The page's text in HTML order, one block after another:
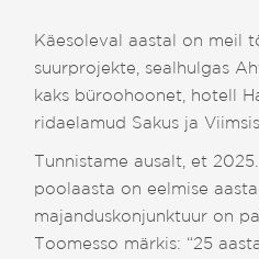
Käesoleval aastal on meil
suurprojekte, sealhulgas
kaks büroohoonet, hotell
ridaelamud Sakus ja Viimsis.
Tunnistame ausalt, et
poolaasta on eelmise
majanduskonjunktuur on
Toomesso märkis: “25